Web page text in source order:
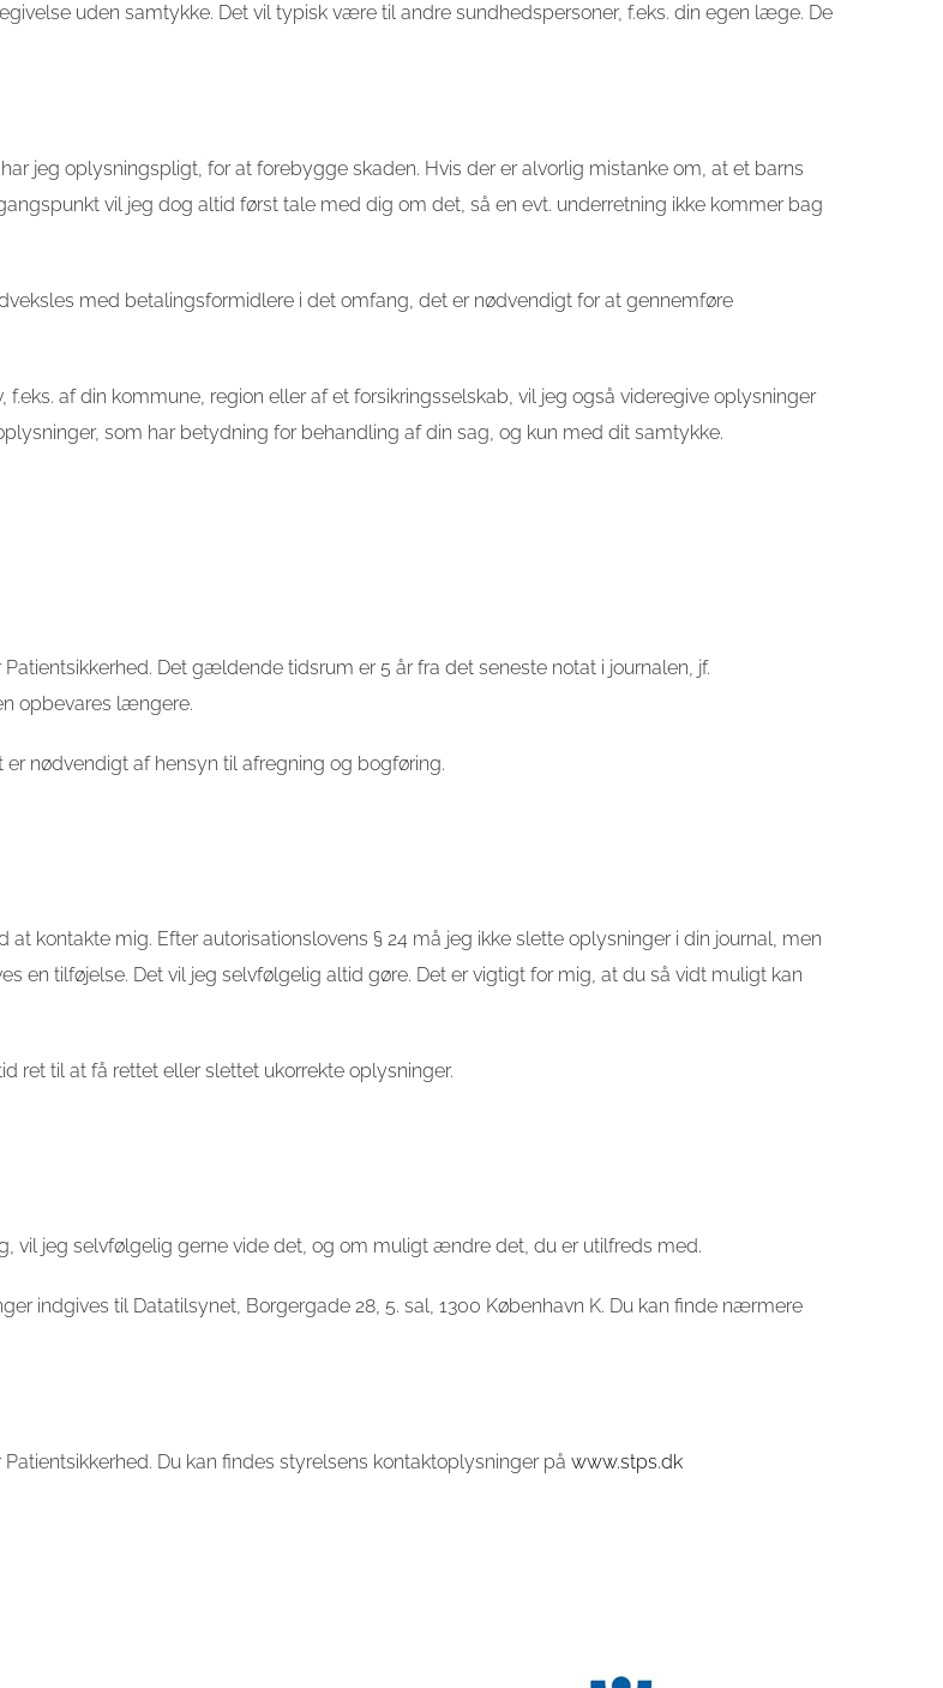
uden samtykke. Det vil typisk være til andre sundhedspersoner, f.eks. din egen læge. De
jeg oplysningspligt, for at forebygge skaden. Hvis der er alvorlig mistanke om, at et barns
vil jeg dog altid først tale med dig om det, så en evt. underretning ikke kommer bag
med betalingsformidlere i det omfang, det er nødvendigt for at gennemføre
af din kommune, region eller af et forsikringsselskab, vil jeg også videregive oplysninger
som har betydning for behandling af din sag, og kun med dit samtykke.
Det gældende tidsrum er 5 år fra det seneste notat i journalen, jf.
opbevares længere.
nødvendigt af hensyn til afregning og bogføring.
kontakte mig. Efter autorisationslovens § 24 må jeg ikke slette oplysninger i din journal, men
en tilføjelse. Det vil jeg selvfølgelig altid gøre. Det er vigtigt for mig, at du så vidt muligt kan
ret til at få rettet eller slettet ukorrekte oplysninger.
vil jeg selvfølgelig gerne vide det, og om muligt ændre det, du er utilfreds med.
indgives til Datatilsynet, Borgergade 28, 5. sal, 1300 København K. Du kan finde nærmere
Du kan findes styrelsens kontaktoplysninger på www.stps.dk